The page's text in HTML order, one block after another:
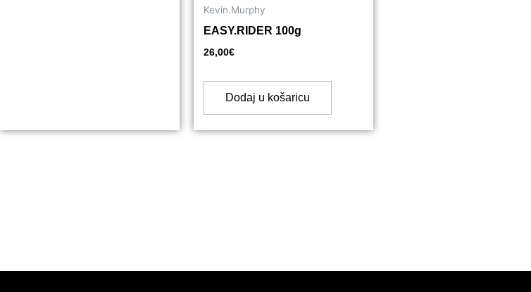
Kevin.Murphy
EASY.RIDER 100g
26,00€
Dodaj u košaricu